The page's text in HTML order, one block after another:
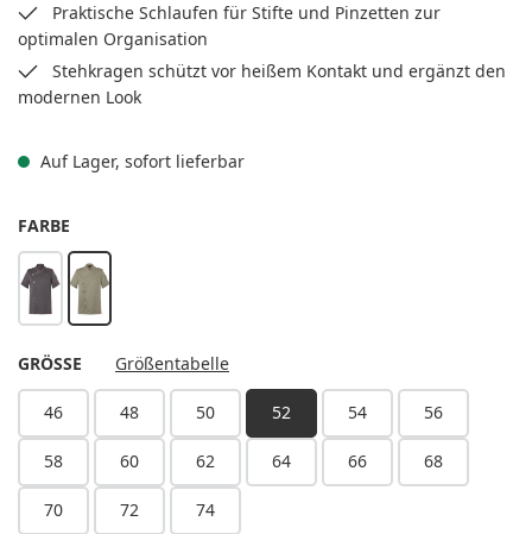
Praktische Schlaufen für Stifte und Pinzetten zur
optimalen Organisation
Stehkragen schützt vor heißem Kontakt und ergänzt den
modernen Look
Auf Lager, sofort lieferbar
FARBE
vintage blackvintage moss green
GRÖSSE AUSWÄHLEN
Größentabelle
46 48 50 52 54 56
58 60 62 64 66 68
70 72 74